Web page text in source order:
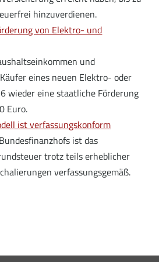
hinzuverdienen.
von Elektro- und
und
eines neuen Elektro- oder
wieder eine staatliche Förderung
Euro.
ist verfassungskonform
ist das
trotz teils erheblicher
verfassungsgemäß.